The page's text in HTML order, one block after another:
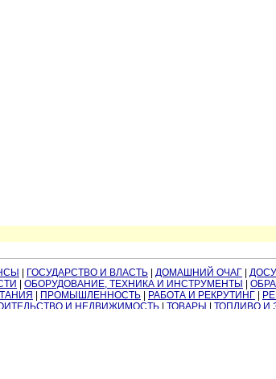
ГОСУДАРСТВО И ВЛАСТЬ ДОМАШНИЙ ОЧАГ
ОБОРУДОВАНИЕ, ТЕХНИКА И ИНСТРУМЕНТЫ
ПРОМЫШЛЕННОСТЬ РАБОТА И РЕКРУТИНГ
И НЕДВИЖИМОСТЬ| ТОВАРЫ | ТОПЛИВО И